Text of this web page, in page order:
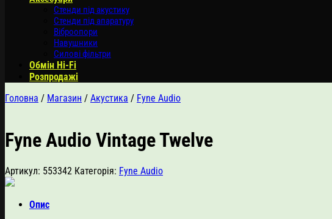
Стенди під акустику
Стенди під апаратуру
Віброопори
Навушники
Силові фільтри
Обмін Hi-Fi
Розпродажі
Головна / Магазин / Акустика / Fyne Audio
Fyne Audio Vintage Twelve
Артикул: 553342 Категорія: Fyne Audio
Опис